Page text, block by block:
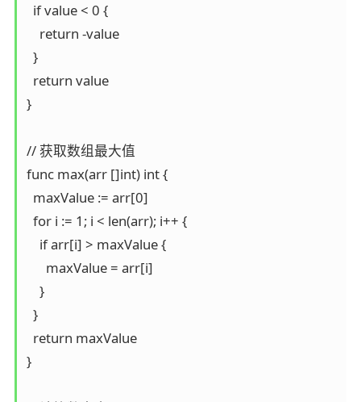
  if value < 0 {
    return -value
  }
  return value
}
// 获取数组最大值
func max(arr []int) int {
  maxValue := arr[0]
  for i := 1; i < len(arr); i++ {
    if arr[i] > maxValue {
      maxValue = arr[i]
    }
  }
  return maxValue
}